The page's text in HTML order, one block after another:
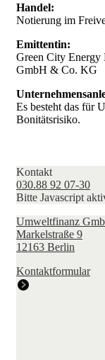
Handel:
Notierung im
Emittentin:
Green City
GmbH & Co. KG
Es besteht das für
Bonitätsrisiko.
Kontakt
030.88 92 07-30
Bitte Javascript
Umweltfinanz
Markelstraße 9
12163 Berlin
Kontaktformular